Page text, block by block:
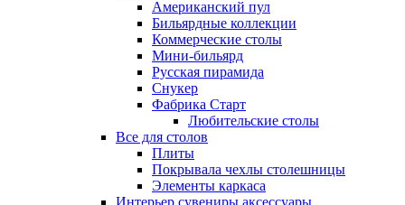
Американский пул
Бильярдные коллекции
Коммерческие столы
Мини-бильярд
Русская пирамида
Снукер
Фабрика Старт
Любительские столы
Все для столов
Плиты
Покрывала чехлы столешницы
Элементы каркаса
Интерьер сувениры аксессуары